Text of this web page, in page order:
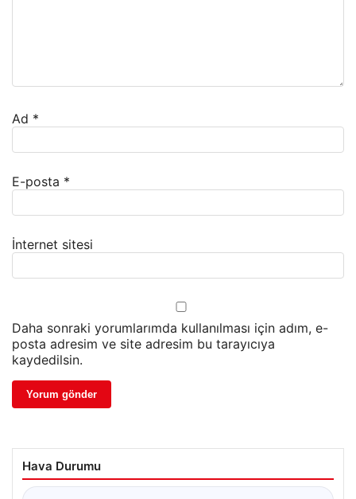
Ad *
E-posta *
İnternet sitesi
Daha sonraki yorumlarımda kullanılması için adım, e-
posta adresim ve site adresim bu tarayıcıya
kaydedilsin.
Hava Durumu